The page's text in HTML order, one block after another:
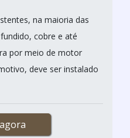
na maioria das
cobre e até
por meio de motor
deve ser instalado